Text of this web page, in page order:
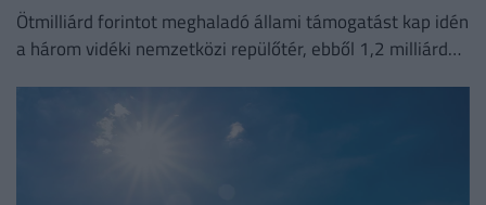
Ötmilliárd forintot meghaladó állami támogatást kap idén
a három vidéki nemzetközi repülőtér, ebből 1,2 milliárd